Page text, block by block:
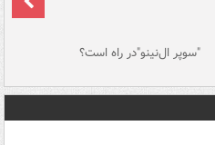
"سوپر ال‌نینو"در راه است؟